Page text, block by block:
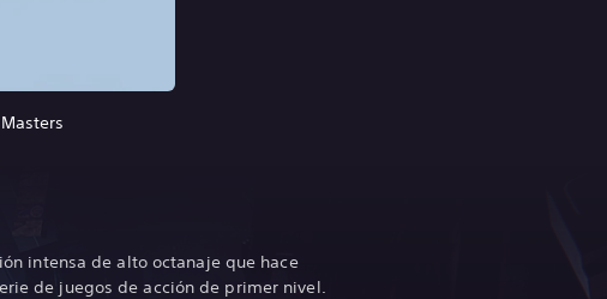
intensa de alto octanaje que hace
de juegos de acción de primer nivel.